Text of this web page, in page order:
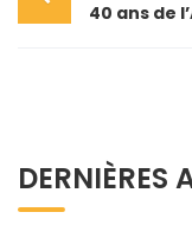
40 ans de
DERNIÈRES